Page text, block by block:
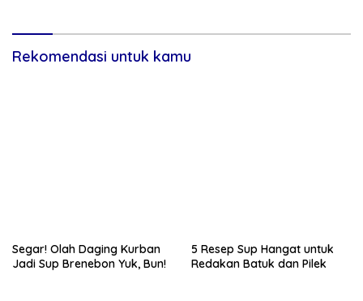
Rekomendasi untuk kamu
Segar! Olah Daging Kurban
Jadi Sup Brenebon Yuk, Bun!
5 Resep Sup Hangat untuk
Redakan Batuk dan Pilek